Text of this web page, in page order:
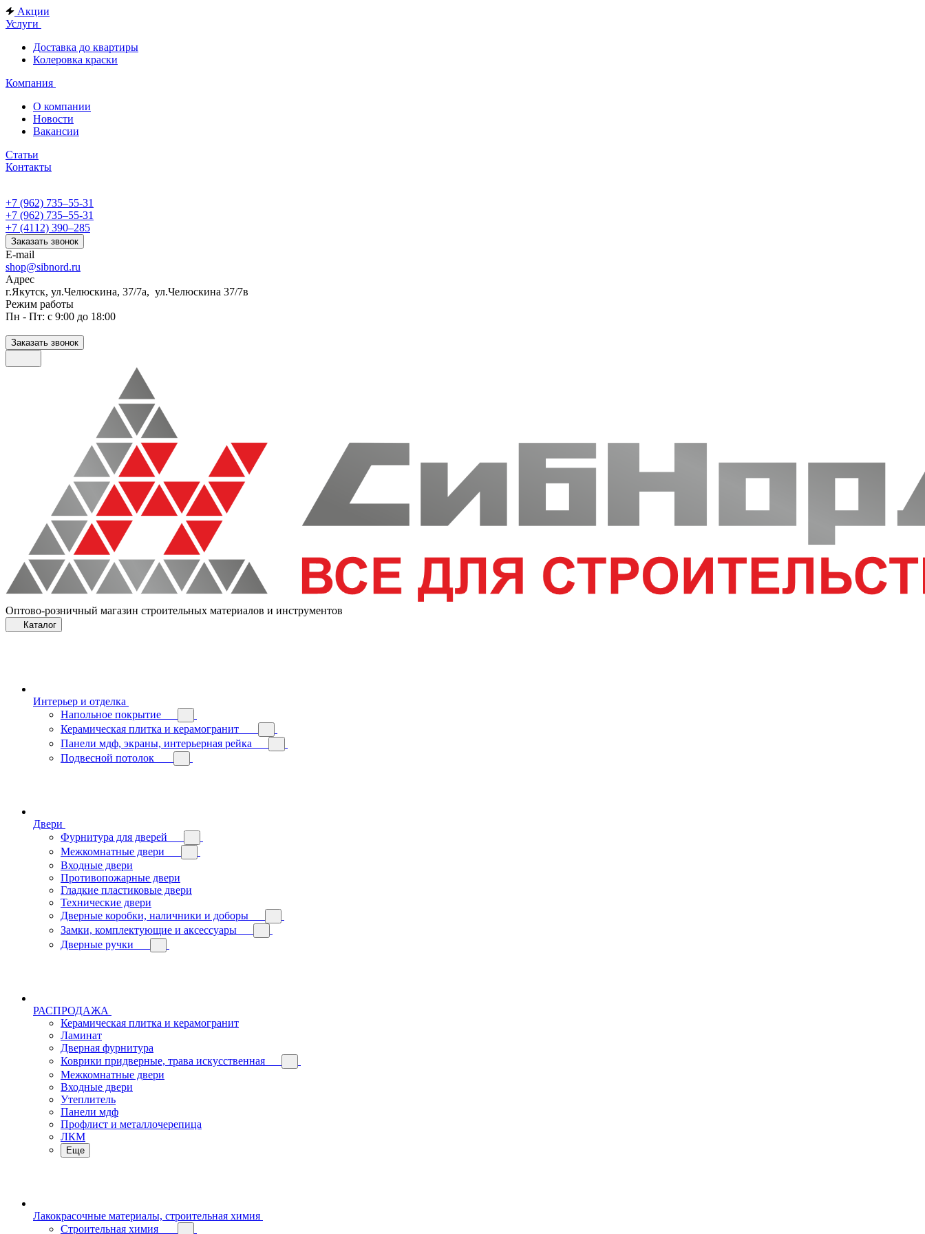
Акции
Услуги
Доставка до квартиры
Колеровка краски
Компания
О компании
Новости
Вакансии
Статьи
Контакты
+7 (962) 735‒55-31
+7 (962) 735‒55-31
+7 (4112) 390‒285
Заказать звонок
E-mail
shop@sibnord.ru
Адрес
​г.Якутск, ул.Челюскина, 37/7а, ул.Челюскина 37/7в
Режим работы
Пн - Пт: с 9:00 до 18:00
Заказать звонок
Оптово-розничный магазин строительных материалов и инструментов
Каталог
Интерьер и отделка
Напольное покрытие
Керамическая плитка и керамогранит
Панели мдф, экраны, интерьерная рейка
Подвесной потолок
Двери
Фурнитура для дверей
Межкомнатные двери
Входные двери
Противопожарные двери
Гладкие пластиковые двери
Технические двери
Дверные коробки, наличники и доборы
Замки, комплектующие и аксессуары
Дверные ручки
РАСПРОДАЖА
Керамическая плитка и керамогранит
Ламинат
Дверная фурнитура
Коврики придверные, трава искусственная
Межкомнатные двери
Входные двери
Утеплитель
Панели мдф
Профлист и металлочерепица
ЛКМ
Еще
Лакокрасочные материалы, строительная химия
Строительная химия